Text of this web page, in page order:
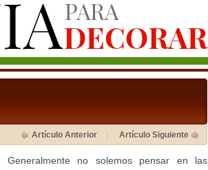
Artículo Anterior Artículo Siguiente
Generalmente no solemos pensar en las